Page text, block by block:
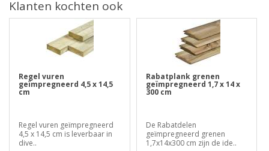
Klanten kochten ook
Regel vuren
geïmpregneerd 4,5 x 14,5
cm
Regel vuren geïmpregneerd
4,5 x 14,5 cm is leverbaar in
dive..
Rabatplank grenen
geïmpregneerd 1,7 x 14 x
300 cm
De Rabatdelen
geïmpregneerd grenen
1,7x14x300 cm zijn de ide..